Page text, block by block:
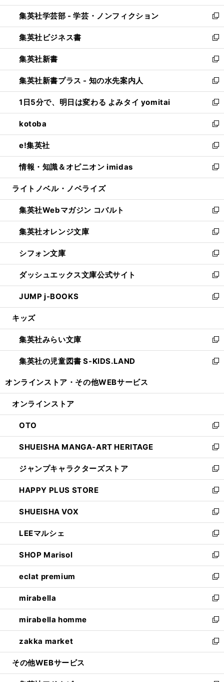
開
く
ウ
で
開
く
ン
ド
ウ
で
開
く
ウ
ィ
ン
ド
ウ
で
開
く
集英社学芸部 - 学芸・ノンフィクション
新
し
い
ウ
ィ
ン
ド
ウ
で
開
く
集英社ビジネス書
新
し
い
ウ
ィ
ン
ド
ウ
で
開
く
集英社新書
新
し
い
ウ
ィ
ン
ド
ウ
で
開
く
集英社新書プラス - 知の水先案内人
新
し
い
ウ
ィ
ン
ド
ウ
で
開
1日5分で、明日は変わる よみタイ yomitai
新
し
い
ウ
ィ
ン
ド
ウ
開
く
kotoba
新
し
い
ウ
ィ
ン
ウ
で
開
く
e!集英社
新
し
い
ウ
ン
ド
ウ
で
開
く
情報・知識＆オピニオン imidas
新
し
ウ
ィ
ン
ド
ウ
で
開
く
ライトノベル・ノベライズ
集英社Webマガジン コバルト
新
し
い
ウ
ィ
ン
ド
ウ
で
開
集英社オレンジ文庫
新
し
い
ウ
ィ
ン
ド
ウ
開
く
シフォン文庫
新
し
い
ウ
ィ
ン
ウ
で
開
く
ダッシュエックス文庫公式サイト
新
し
い
ウ
ン
ド
ウ
で
JUMP j-BOOKS
新
し
ウ
ィ
ン
ド
開
キッズ
集英社みらい文庫
新
し
い
ン
ウ
で
開
く
集英社の児童図書 S-KIDS.LAND
新
ウ
ン
ド
ウ
で
開
く
オンラインストア・ その他WEBサービス
オンラインストア
OTO
新
し
い
ウ
ィ
ン
ド
ウ
で
開
く
SHUEISHA MANGA-ART HERITAGE
新
し
い
ウ
ィ
ン
ド
ウ
で
開
く
ジャンプキャラクターズストア
新
し
い
ウ
ィ
ン
ド
ウ
で
開
く
HAPPY PLUS STORE
新
し
い
ウ
ィ
ン
ド
ウ
で
開
く
SHUEISHA VOX
新
し
い
ウ
ィ
ン
ド
ウ
で
開
く
LEEマルシェ
新
し
い
ウ
ィ
ン
ド
ウ
で
開
く
SHOP Marisol
新
し
い
ウ
ィ
ン
ド
ウ
で
開
eclat premium
新
し
い
ウ
ィ
ン
ド
ウ
開
mirabella
新
し
い
ウ
ィ
ン
ウ
mirabella homme
新
し
い
ウ
ン
zakka market
新
し
ウ
その他WEBサービス